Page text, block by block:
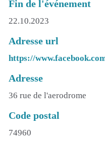
Fin de l'événement
22.10.2023
Adresse url
https://
Adresse
36 rue de l'aerodrome
Code postal
74960